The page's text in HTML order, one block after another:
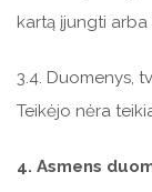
kartą įjungti
3.4. Duomenys,
Teikėjo nėra
4. Asmens